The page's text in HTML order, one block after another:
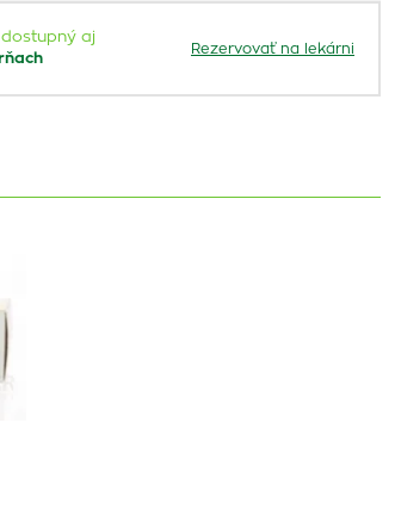
dostupný aj
Rezervovať na lekárni